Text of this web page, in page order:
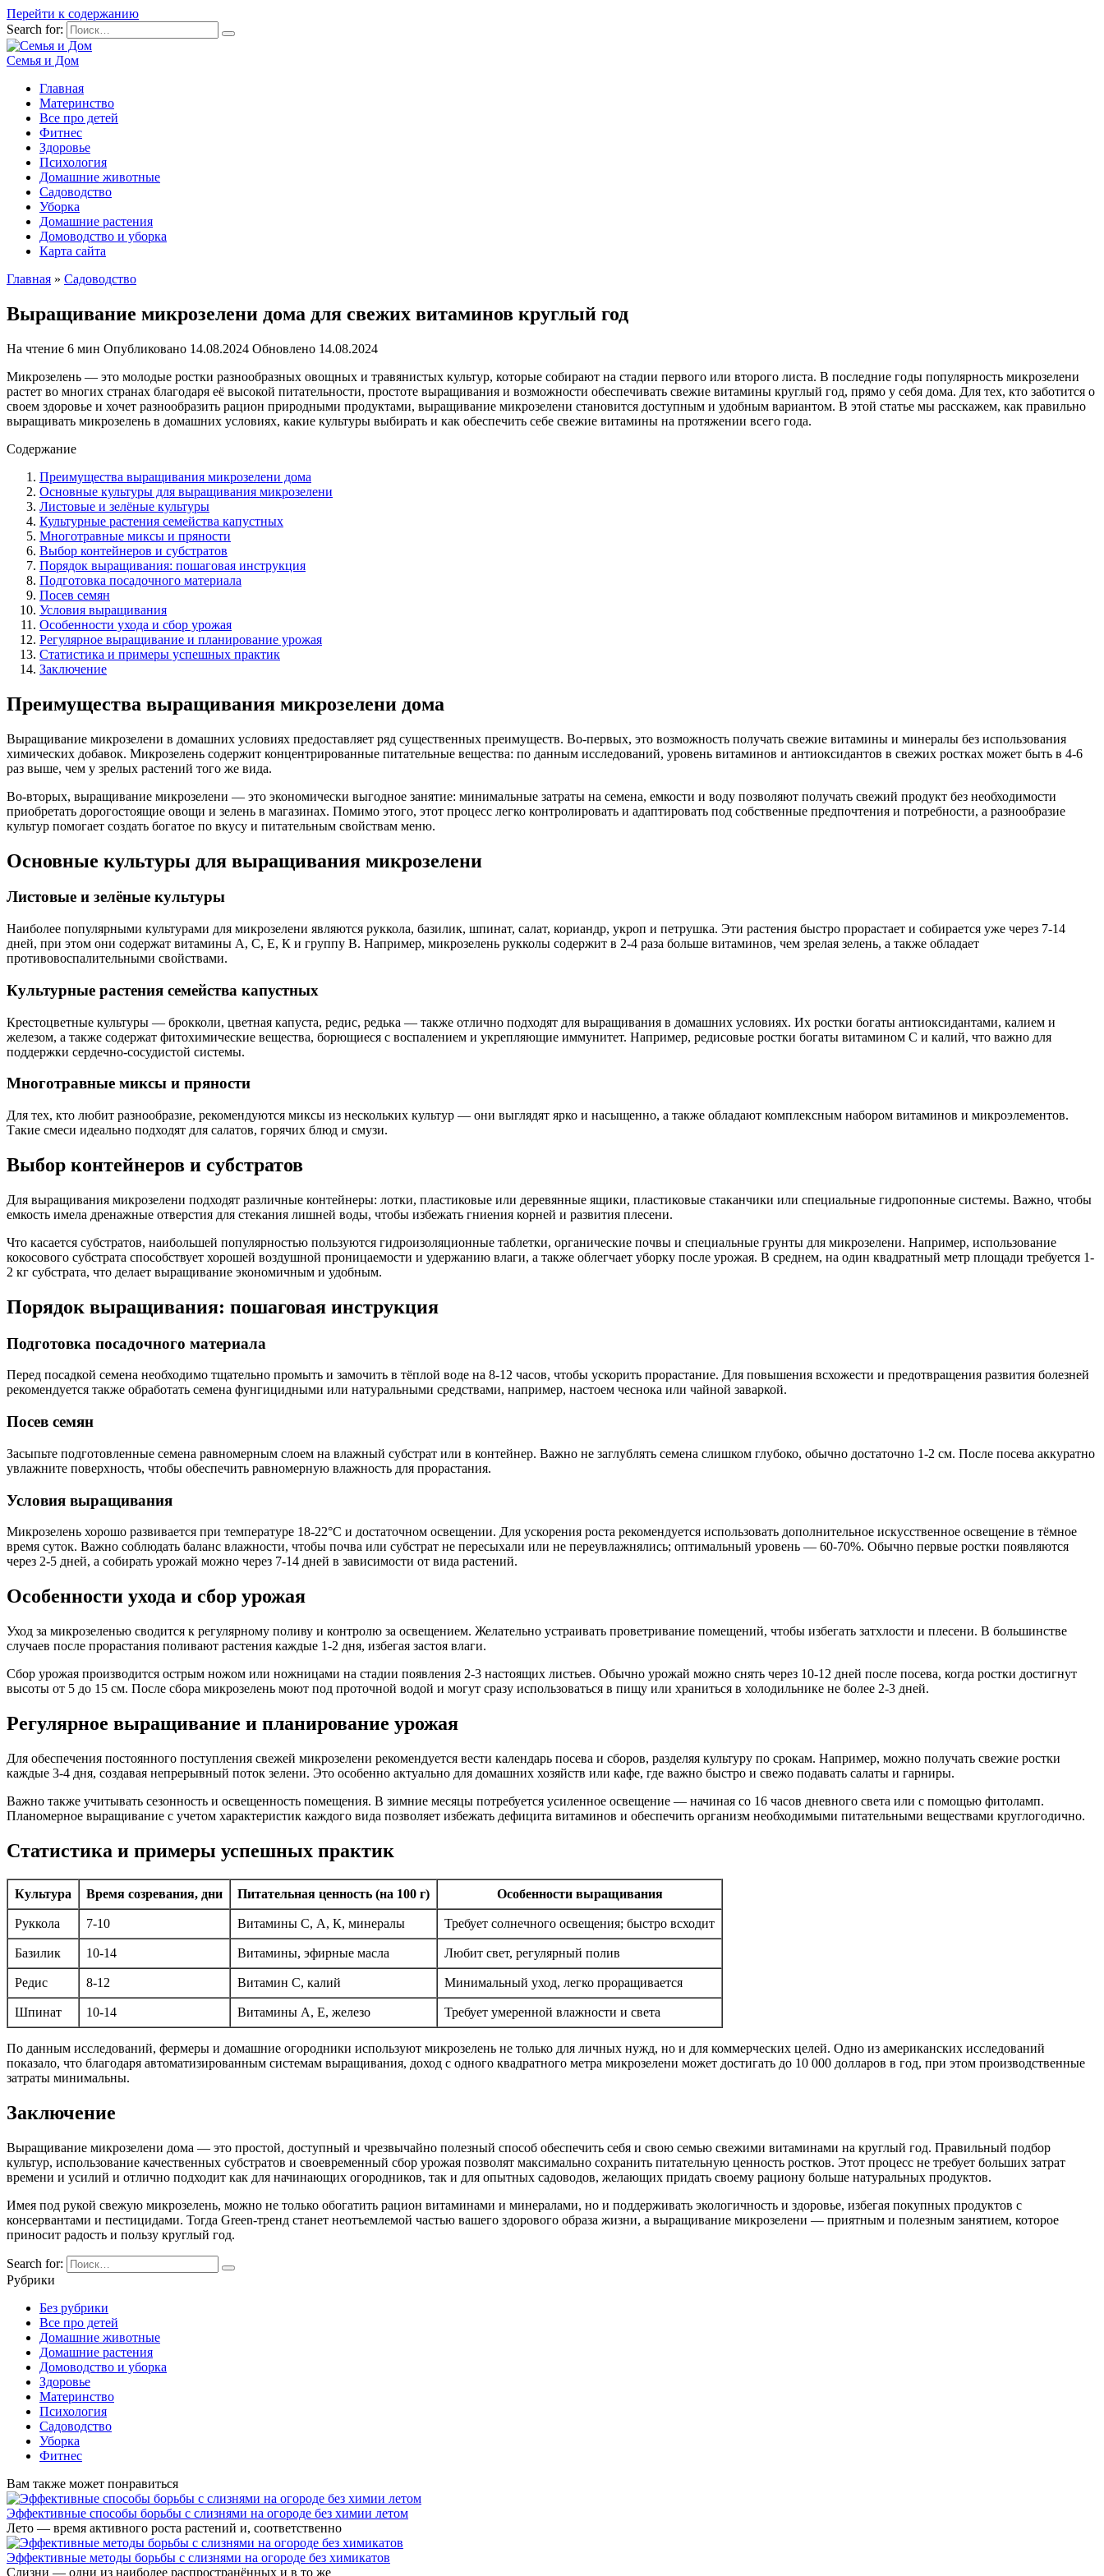
Перейти к содержанию
Search for:
Семья и Дом
Главная
Материнство
Все про детей
Фитнес
Здоровье
Психология
Домашние животные
Садоводство
Уборка
Домашние растения
Домоводство и уборка
Карта сайта
Главная » Садоводство
Выращивание микрозелени дома для свежих витаминов круглый год
На чтение 6 мин Опубликовано 14.08.2024 Обновлено 14.08.2024
Микрозелень — это молодые ростки разнообразных овощных и травянистых культур, которые собирают на стадии первого или второго листа. В последние годы популярность микрозелени
растет во многих странах благодаря её высокой питательности, простоте выращивания и возможности обеспечивать свежие витамины круглый год, прямо у себя дома. Для тех, кто заботится о
своем здоровье и хочет разнообразить рацион природными продуктами, выращивание микрозелени становится доступным и удобным вариантом. В этой статье мы расскажем, как правильно
выращивать микрозелень в домашних условиях, какие культуры выбирать и как обеспечить себе свежие витамины на протяжении всего года.
Содержание
Преимущества выращивания микрозелени дома
Основные культуры для выращивания микрозелени
Листовые и зелёные культуры
Культурные растения семейства капустных
Многотравные миксы и пряности
Выбор контейнеров и субстратов
Порядок выращивания: пошаговая инструкция
Подготовка посадочного материала
Посев семян
Условия выращивания
Особенности ухода и сбор урожая
Регулярное выращивание и планирование урожая
Статистика и примеры успешных практик
Заключение
Преимущества выращивания микрозелени дома
Выращивание микрозелени в домашних условиях предоставляет ряд существенных преимуществ. Во-первых, это возможность получать свежие витамины и минералы без использования
химических добавок. Микрозелень содержит концентрированные питательные вещества: по данным исследований, уровень витаминов и антиоксидантов в свежих ростках может быть в 4-6
раз выше, чем у зрелых растений того же вида.
Во-вторых, выращивание микрозелени — это экономически выгодное занятие: минимальные затраты на семена, емкости и воду позволяют получать свежий продукт без необходимости
приобретать дорогостоящие овощи и зелень в магазинах. Помимо этого, этот процесс легко контролировать и адаптировать под собственные предпочтения и потребности, а разнообразие
культур помогает создать богатое по вкусу и питательным свойствам меню.
Основные культуры для выращивания микрозелени
Листовые и зелёные культуры
Наиболее популярными культурами для микрозелени являются руккола, базилик, шпинат, салат, кориандр, укроп и петрушка. Эти растения быстро прорастает и собирается уже через 7-14
дней, при этом они содержат витамины А, С, Е, К и группу В. Например, микрозелень рукколы содержит в 2-4 раза больше витаминов, чем зрелая зелень, а также обладает
противовоспалительными свойствами.
Культурные растения семейства капустных
Крестоцветные культуры — брокколи, цветная капуста, редис, редька — также отлично подходят для выращивания в домашних условиях. Их ростки богаты антиоксидантами, калием и
железом, а также содержат фитохимические вещества, борющиеся с воспалением и укрепляющие иммунитет. Например, редисовые ростки богаты витамином C и калий, что важно для
поддержки сердечно-сосудистой системы.
Многотравные миксы и пряности
Для тех, кто любит разнообразие, рекомендуются миксы из нескольких культур — они выглядят ярко и насыщенно, а также обладают комплексным набором витаминов и микроэлементов.
Такие смеси идеально подходят для салатов, горячих блюд и смузи.
Выбор контейнеров и субстратов
Для выращивания микрозелени подходят различные контейнеры: лотки, пластиковые или деревянные ящики, пластиковые стаканчики или специальные гидропонные системы. Важно, чтобы
емкость имела дренажные отверстия для стекания лишней воды, чтобы избежать гниения корней и развития плесени.
Что касается субстратов, наибольшей популярностью пользуются гидроизоляционные таблетки, органические почвы и специальные грунты для микрозелени. Например, использование
кокосового субстрата способствует хорошей воздушной проницаемости и удержанию влаги, а также облегчает уборку после урожая. В среднем, на один квадратный метр площади требуется 1-
2 кг субстрата, что делает выращивание экономичным и удобным.
Порядок выращивания: пошаговая инструкция
Подготовка посадочного материала
Перед посадкой семена необходимо тщательно промыть и замочить в тёплой воде на 8-12 часов, чтобы ускорить прорастание. Для повышения всхожести и предотвращения развития болезней
рекомендуется также обработать семена фунгицидными или натуральными средствами, например, настоем чеснока или чайной заваркой.
Посев семян
Засыпьте подготовленные семена равномерным слоем на влажный субстрат или в контейнер. Важно не заглублять семена слишком глубоко, обычно достаточно 1-2 см. После посева аккуратно
увлажните поверхность, чтобы обеспечить равномерную влажность для прорастания.
Условия выращивания
Микрозелень хорошо развивается при температуре 18-22°C и достаточном освещении. Для ускорения роста рекомендуется использовать дополнительное искусственное освещение в тёмное
время суток. Важно соблюдать баланс влажности, чтобы почва или субстрат не пересыхали или не переувлажнялись; оптимальный уровень — 60-70%. Обычно первые ростки появляются
через 2-5 дней, а собирать урожай можно через 7-14 дней в зависимости от вида растений.
Особенности ухода и сбор урожая
Уход за микрозеленью сводится к регулярному поливу и контролю за освещением. Желательно устраивать проветривание помещений, чтобы избегать затхлости и плесени. В большинстве
случаев после прорастания поливают растения каждые 1-2 дня, избегая застоя влаги.
Сбор урожая производится острым ножом или ножницами на стадии появления 2-3 настоящих листьев. Обычно урожай можно снять через 10-12 дней после посева, когда ростки достигнут
высоты от 5 до 15 см. После сбора микрозелень моют под проточной водой и могут сразу использоваться в пищу или храниться в холодильнике не более 2-3 дней.
Регулярное выращивание и планирование урожая
Для обеспечения постоянного поступления свежей микрозелени рекомендуется вести календарь посева и сборов, разделяя культуру по срокам. Например, можно получать свежие ростки
каждые 3-4 дня, создавая непрерывный поток зелени. Это особенно актуально для домашних хозяйств или кафе, где важно быстро и свежо подавать салаты и гарниры.
Важно также учитывать сезонность и освещенность помещения. В зимние месяцы потребуется усиленное освещение — начиная со 16 часов дневного света или с помощью фитоламп.
Планомерное выращивание с учетом характеристик каждого вида позволяет избежать дефицита витаминов и обеспечить организм необходимыми питательными веществами круглогодично.
Статистика и примеры успешных практик
Культура Время созревания, дни Питательная ценность (на 100 г) Особенности выращивания
Руккола 7-10 Витамины С, А, К, минералы Требует солнечного освещения; быстро всходит
Базилик 10-14 Витамины, эфирные масла Любит свет, регулярный полив
Редис 8-12 Витамин C, калий Минимальный уход, легко проращивается
Шпинат 10-14 Витамины А, Е, железо Требует умеренной влажности и света
По данным исследований, фермеры и домашние огородники используют микрозелень не только для личных нужд, но и для коммерческих целей. Одно из американских исследований
показало, что благодаря автоматизированным системам выращивания, доход с одного квадратного метра микрозелени может достигать до 10 000 долларов в год, при этом производственные
затраты минимальны.
Заключение
Выращивание микрозелени дома — это простой, доступный и чрезвычайно полезный способ обеспечить себя и свою семью свежими витаминами на круглый год. Правильный подбор
культур, использование качественных субстратов и своевременный сбор урожая позволят максимально сохранить питательную ценность ростков. Этот процесс не требует больших затрат
времени и усилий и отлично подходит как для начинающих огородников, так и для опытных садоводов, желающих придать своему рациону больше натуральных продуктов.
Имея под рукой свежую микрозелень, можно не только обогатить рацион витаминами и минералами, но и поддерживать экологичность и здоровье, избегая покупных продуктов с
консервантами и пестицидами. Тогда Green-тренд станет неотъемлемой частью вашего здорового образа жизни, а выращивание микрозелени — приятным и полезным занятием, которое
приносит радость и пользу круглый год.
Search for:
Рубрики
Без рубрики
Все про детей
Домашние животные
Домашние растения
Домоводство и уборка
Здоровье
Материнство
Психология
Садоводство
Уборка
Фитнес
Вам также может понравиться
Эффективные способы борьбы с слизнями на огороде без химии летом
Лето — время активного роста растений и, соответственно
Эффективные методы борьбы с слизнями на огороде без химикатов
Слизни — одни из наиболее распространённых и в то же